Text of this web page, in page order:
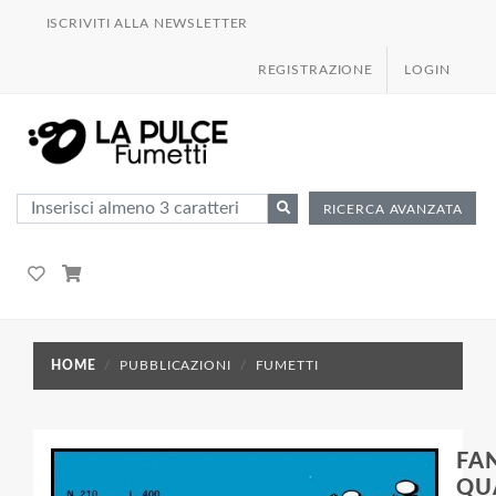
ISCRIVITI ALLA NEWSLETTER
REGISTRAZIONE LOGIN
RICERCA AVANZATA
HOME PUBBLICAZIONI FUMETTI